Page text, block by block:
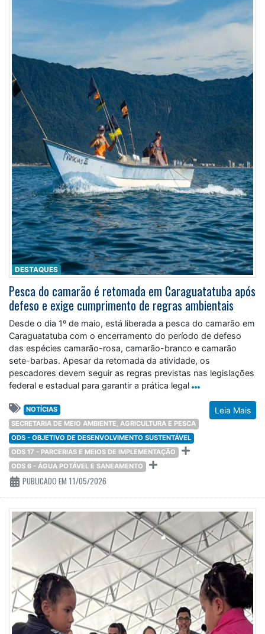
DESTAQUES
Pesca do camarão é retomada em Caraguatatuba após
defeso e exige cumprimento de regras ambientais
Desde o dia 1º de maio, está liberada a pesca do camarão em
Caraguatatuba com o encerramento do período de defeso
das espécies camarão-rosa, camarão-branco e camarão
sete-barbas. Apesar da retomada da atividade, os
pescadores devem seguir as regras previstas nas legislações
federal e estadual para garantir a prática legal
Leia Mais
NOTÍCIAS
SECRETARIA DE MEIO AMBIENTE, AGRICULTURA E PESCA
ODS - OBJETIVO DE DESENVOLVIMENTO SUSTENTÁVEL
ODS 17 - PARCERIAS E MEIOS DE IMPLEMENTAÇÃO
ODS 6 - ÁGUA POTÁVEL E SANEAMENTO
PUBLICADO EM 11/05/2026